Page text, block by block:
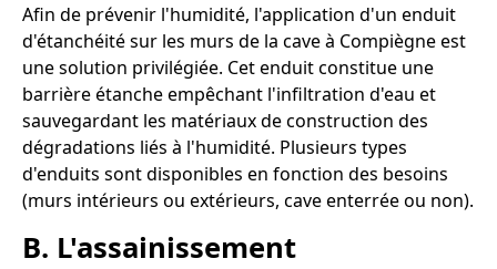
Afin de prévenir l'humidité, l'application d'un enduit
d'étanchéité sur les murs de la cave à Compiègne est
une solution privilégiée. Cet enduit constitue une
barrière étanche empêchant l'infiltration d'eau et
sauvegardant les matériaux de construction des
dégradations liés à l'humidité. Plusieurs types
d'enduits sont disponibles en fonction des besoins
(murs intérieurs ou extérieurs, cave enterrée ou non).
B. L'assainissement